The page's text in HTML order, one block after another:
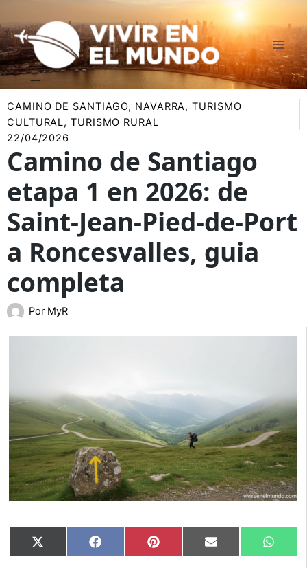
al
contenido
CAMINO DE SANTIAGO, NAVARRA,TURISMO
CULTURAL,TURISMO RURAL
22/04/2026
Camino de Santiago
etapa 1 en 2026: de
Saint-Jean-Pied-de-Port
a Roncesvalles, guia
completa
Por MyR
Compartir
en
X
(Twitter)
Compartir
en
Facebook Compartir
en
Pinterest Compartir
en
Email
en